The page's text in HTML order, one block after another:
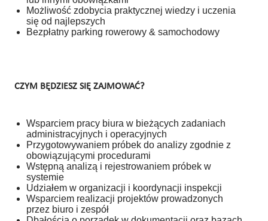
Możliwość zdobycia praktycznej wiedzy i uczenia
się od najlepszych
Bezpłatny parking rowerowy & samochodowy
CZYM BĘDZIESZ SIĘ ZAJMOWAĆ?
Wsparciem pracy biura w bieżących zadaniach
administracyjnych i operacyjnych
Przygotowywaniem próbek do analizy zgodnie z
obowiązującymi procedurami
Wstępną analizą i rejestrowaniem próbek w
systemie
Udziałem w organizacji i koordynacji inspekcji
Wsparciem realizacji projektów prowadzonych
przez biuro i zespół